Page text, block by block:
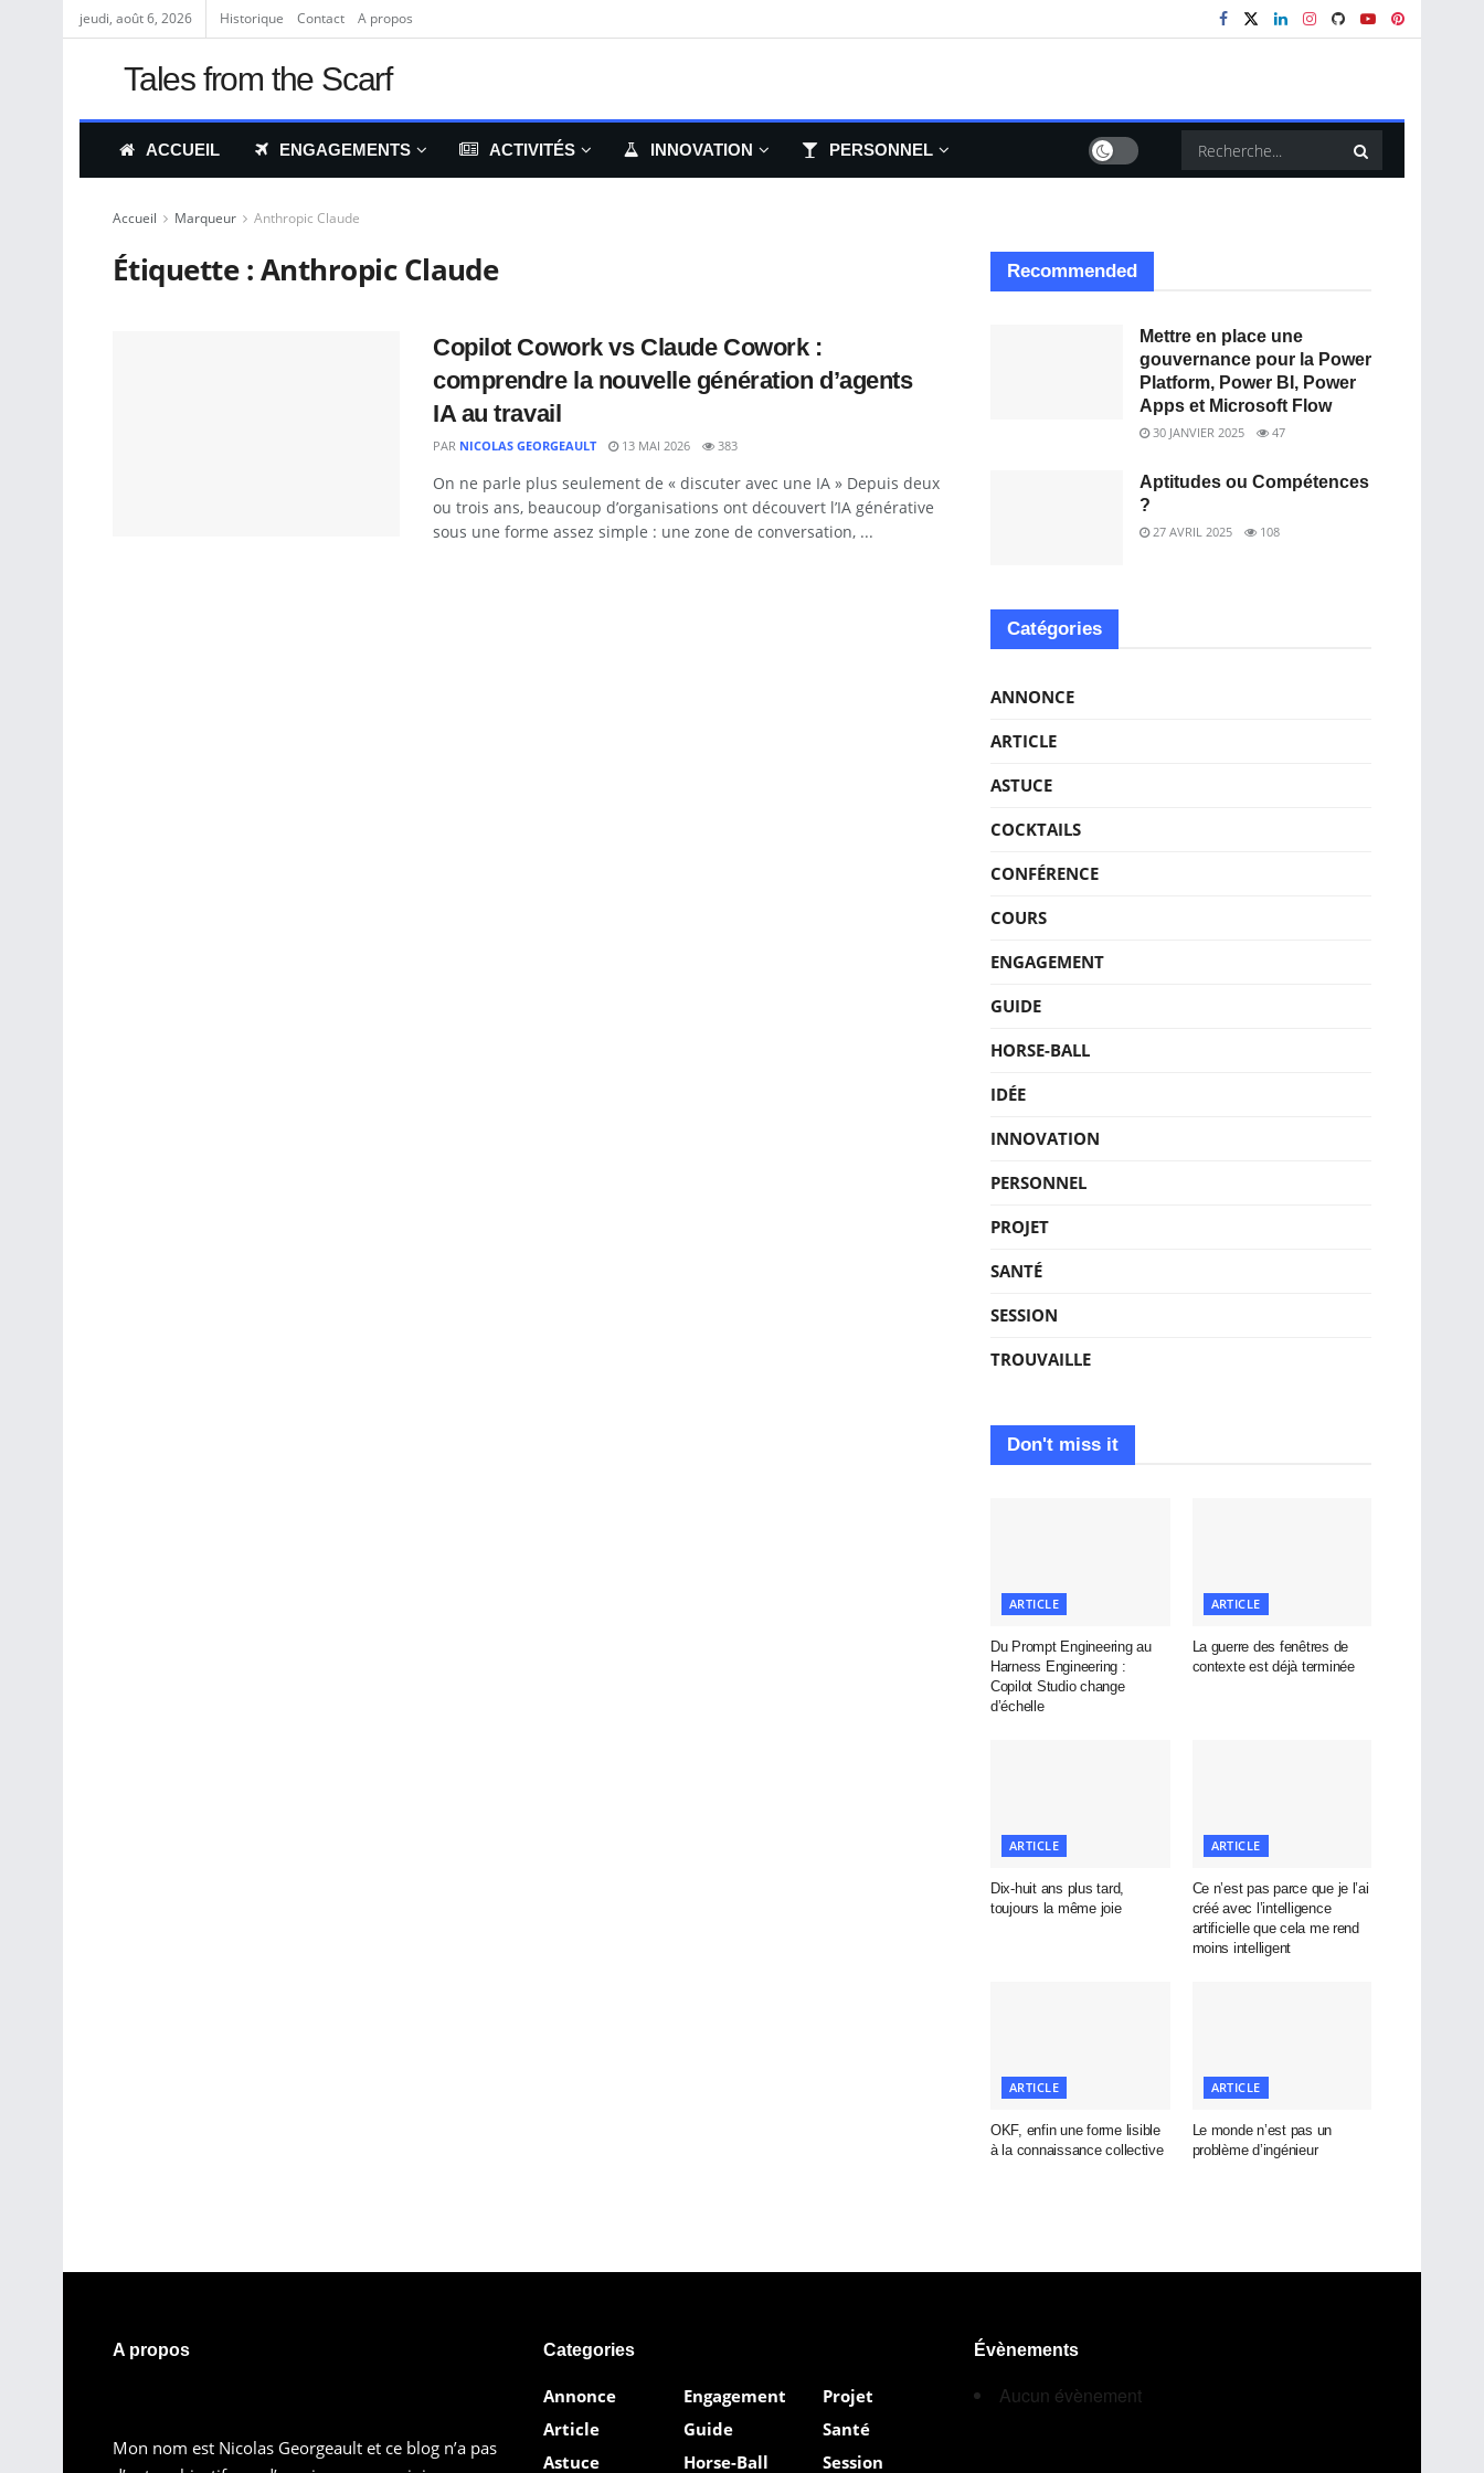
jeudi, août 6, 2026 Historique Contact A propos
Tales from the Scarf
ACCUEIL ENGAGEMENTS ACTIVITÉS INNOVATION PERSONNEL
Accueil Marqueur Anthropic Claude
Étiquette :Anthropic Claude
Copilot Cowork vs Claude Cowork :
comprendre la nouvelle génération d’agents
IA au travail
PAR NICOLAS GEORGEAULT 13 MAI 2026 383
On ne parle plus seulement de « discuter avec une IA » Depuis deux
ou trois ans, beaucoup d’organisations ont découvert l’IA générative
sous une forme assez simple : une zone de conversation, ...
Recommended
Mettre en place une
gouvernance pour la Power
Platform, Power BI, Power
Apps et Microsoft Flow
30 JANVIER 2025 47
Aptitudes ou Compétences
?
27 AVRIL 2025 108
Catégories
ANNONCE
ARTICLE
ASTUCE
COCKTAILS
CONFÉRENCE
COURS
ENGAGEMENT
GUIDE
HORSE-BALL
IDÉE
INNOVATION
PERSONNEL
PROJET
SANTÉ
SESSION
TROUVAILLE
Don't miss it
ARTICLE
Du Prompt Engineering au
Harness Engineering :
Copilot Studio change
d’échelle
ARTICLE
La guerre des fenêtres de
contexte est déjà terminée
ARTICLE
Dix-huit ans plus tard,
toujours la même joie
ARTICLE
Ce n’est pas parce que je l’ai
créé avec l’intelligence
artificielle que cela me rend
moins intelligent
ARTICLE
OKF, enfin une forme lisible
à la connaissance collective
ARTICLE
Le monde n’est pas un
problème d’ingénieur
A propos
Mon nom est Nicolas Georgeault et ce blog n’a pas
Categories
Annonce
Article
Astuce
Engagement
Guide
Horse-Ball
Projet
Santé
Session
Évènements
Aucun évènement